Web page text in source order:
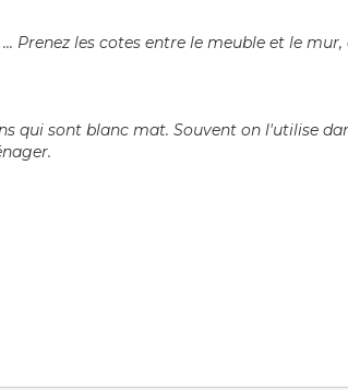
Prenez les cotes entre le meuble et le
qui sont blanc mat. Souvent on l'utilise